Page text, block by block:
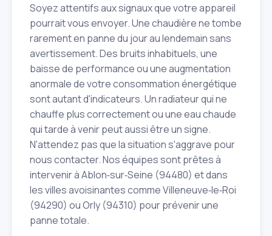
Soyez attentifs aux signaux que votre appareil
pourrait vous envoyer. Une chaudière ne tombe
rarement en panne du jour au lendemain sans
avertissement. Des bruits inhabituels, une
baisse de performance ou une augmentation
anormale de votre consommation énergétique
sont autant d'indicateurs. Un radiateur qui ne
chauffe plus correctement ou une eau chaude
qui tarde à venir peut aussi être un signe.
N'attendez pas que la situation s'aggrave pour
nous contacter. Nos équipes sont prêtes à
intervenir à Ablon‑sur‑Seine (94480) et dans
les villes avoisinantes comme Villeneuve‑le‑Roi
(94290) ou Orly (94310) pour prévenir une
panne totale.